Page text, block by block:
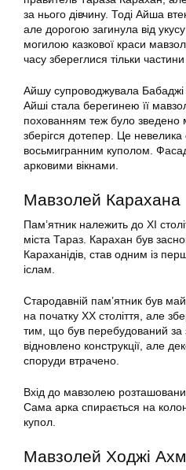
за нього дівчину. Тоді Айша
але дорогою загинула від укусу
могилою казкової краси
часу збереглися тільки
Айшу супроводжувала Бабаджі
Айші стала берегинею її
похованням теж було
зберігся дотепер. Це
восьмигранним куполом.
арковими вікнами.
Мавзолей Карахана
Пам’ятник належить до XI
міста Тараз. Карахан був
Караханідів, став одним із
іслам.
Стародавній пам’ятник був
на початку ХХ століття, але
тим, що був перебудований
відновлено конструкції, але
споруди втрачено.
Вхід до мавзолею
Сама арка спирається на
купол.
Мавзолей Ходжі